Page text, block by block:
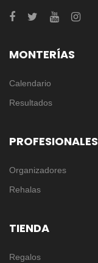
MONTERÍAS
Calendario
Resultados
PROFESIONALES
Organizadores
Rehalas
TIENDA
Regalos